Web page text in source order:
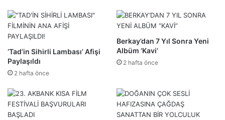
‘Tad’in Sihirli Lambası’ Afişi
Paylaşıldı
2 hafta önce
Berkay’dan 7 Yıl Sonra Yeni
Albüm ‘Kavi’
2 hafta önce